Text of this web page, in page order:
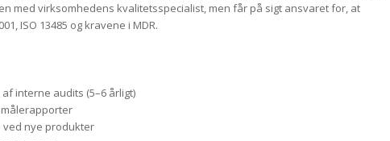
med virksomhedens kvalitetsspecialist, men får på sigt ansvaret for, at
ISO 13485 og kravene i MDR.
interne audits (5–6 årligt)
nye produkter